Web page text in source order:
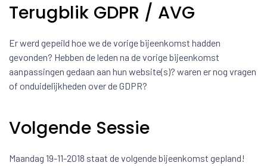
Terugblik GDPR / AVG
Er werd gepeild hoe we de vorige bijeenkomst hadden
gevonden? Hebben de leden na de vorige bijeenkomst
aanpassingen gedaan aan hun website(s)? waren er nog vragen
of onduidelijkheden over de GDPR?
Volgende Sessie
Maandag 19-11-2018 staat de volgende bijeenkomst gepland!